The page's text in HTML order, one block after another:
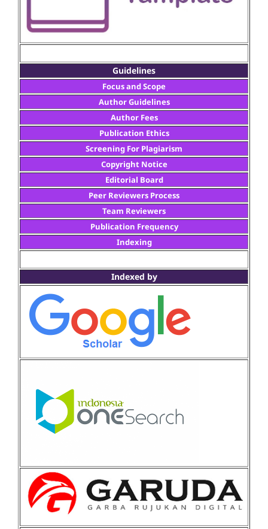
Guidelines
Focus and Scope
Author Guidelines
Author Fees
Publication Ethics
Screening For Plagiarism
Copyright Notice
Editorial Board
Peer Reviewers Process
Team Reviewers
Publication Frequency
Indexing
Indexed by